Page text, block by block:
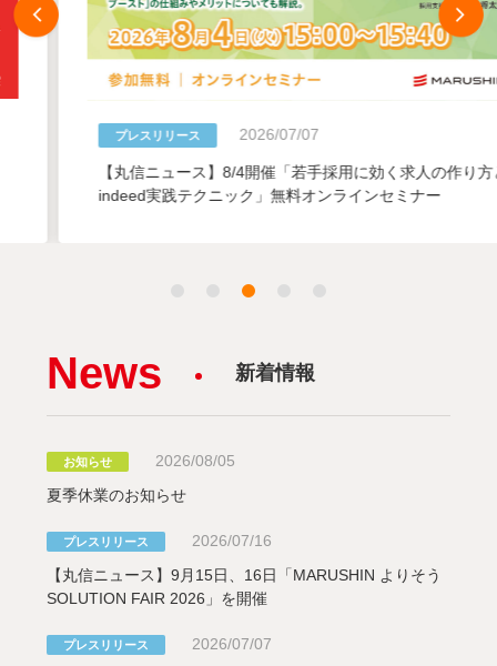
プレスリリース 2026/07/07
【丸信ニュース】8/4開催「若手採用に効く求人の作り方と
indeed実践テクニック」無料オンラインセミナー
News 新着情報
お知らせ
2026/08/05
夏季休業のお知らせ
プレスリリース
2026/07/16
【丸信ニュース】9月15日、16日「MARUSHIN よりそう
SOLUTION FAIR 2026」を開催
プレスリリース
2026/07/07